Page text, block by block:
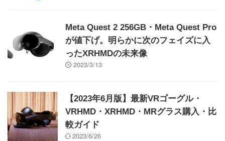
Meta Quest 2 256GB・Meta Quest Pro
が値下げ。明らかに次のフェイズに入
ったXRHMDの未来像
2023/3/13
【2023年6月版】最新VRゴーグル・
VRHMD・XRHMD・MRグラス購入・比
較ガイド
2023/6/26